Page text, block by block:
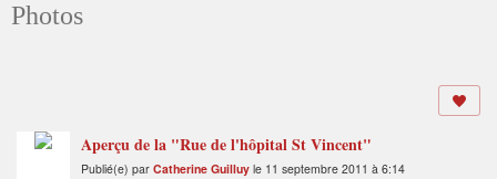
Photos
Aperçu de la "Rue de l'hôpital St Vincent"
Publié(e) par Catherine Guilluy le 11 septembre 2011 à 6:14